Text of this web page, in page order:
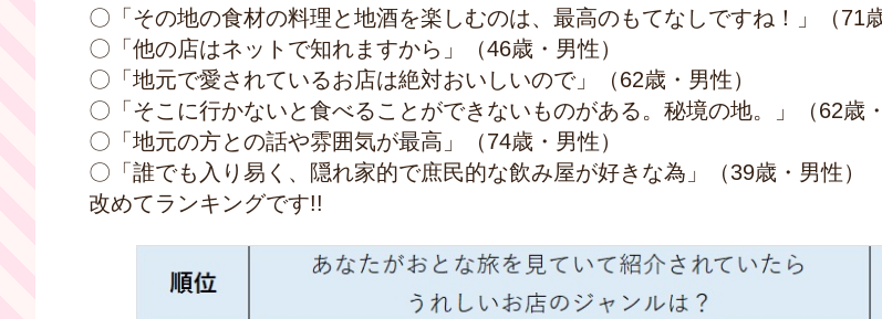
〇「その地の食材の料理と地酒を楽しむのは、最高のもてなしですね！」（71
〇「他の店はネットで知れますから」（46歳・男性）
〇「地元で愛されているお店は絶対おいしいので」（62歳・男性）
〇「そこに行かないと食べることができないものがある。秘境の地。」（62歳・
〇「地元の方との話や雰囲気が最高」（74歳・男性）
〇「誰でも入り易く、隠れ家的で庶民的な飲み屋が好きな為」（39歳・男性）
改めてランキングです!!